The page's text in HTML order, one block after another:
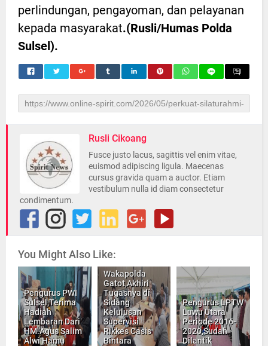
perlindungan, pengayoman, dan pelayanan
kepada masyarakat.(Rusli/Humas Polda
Sulsel).
Rusli Cikoang
Fusce justo lacus, sagittis vel enim vitae,
euismod adipiscing ligula. Maecenas
cursus gravida quam a auctor. Etiam
vestibulum nulla id diam consectetur
condimentum.
You Might Also Like:
Pengurus PWI
Sulsel,Terima
Hadiah
Lembaran Dari
HM.Agus Salim
Alwi Hamu
Wakapolda
Gatot,Akhiri
Tugasnya di
Sidang
Kelulusan
Supervisi
Rikkes Casis
Bintara
Pengurus LPTW
Luwu Utara
Periode 2016-
2020,Sudah
Dilantik